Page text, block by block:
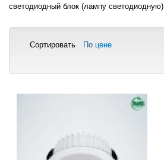
светодиодный блок (лампу светодиодную).
Сортировать По цене